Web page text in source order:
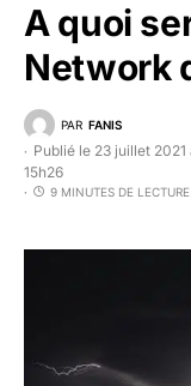
A quoi
Network
PAR FANIS
Publié le 23 juillet 2021
15h26
9 MINUTES DE LECTURE